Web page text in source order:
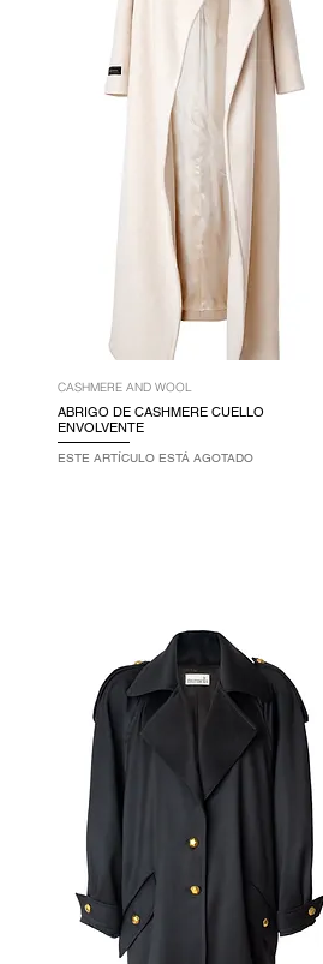
CASHMERE AND WOOL
ABRIGO DE CASHMERE CUELLO
ENVOLVENTE
ESTE ARTÍCULO ESTÁ AGOTADO